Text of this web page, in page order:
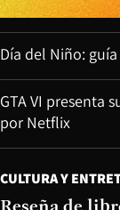
Día del Niño:
GTA VI presenta
por Netflix
CULTURA Y